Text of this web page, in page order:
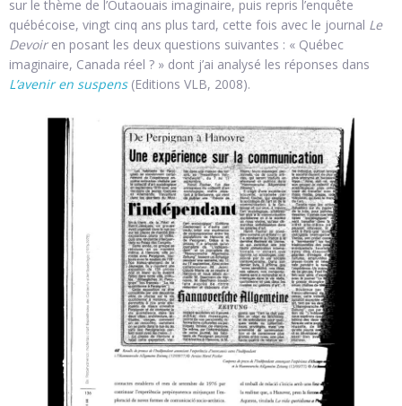
sur le thème de l’Outaouais imaginaire, puis repris l’enquête
québécoise, vingt cinq ans plus tard, cette fois avec le journal Le
Devoir en posant les deux questions suivantes : « Québec
imaginaire, Canada réel ? » dont j’ai analysé les réponses dans
L’avenir en suspens(Editions VLB, 2008).